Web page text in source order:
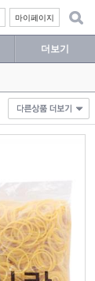
마이페이지
더보기